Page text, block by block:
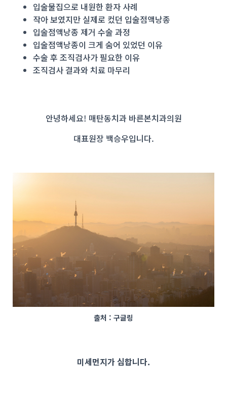
입술물집으로 내원한 환자 사례
작아 보였지만 실제로 컸던 입술점액낭종
입술점액낭종 제거 수술 과정
입술점액낭종이 크게 숨어 있었던 이유
수술 후 조직검사가 필요한 이유
조직검사 결과와 치료 마무리
안녕하세요! 매탄동치과 바른본치과의원
대표원장 백승우입니다.
출처 : 구글링
미세먼지가 심합니다.